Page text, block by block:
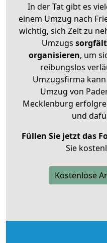
In der Tat gibt es
einem Umzug nach
wichtig, sich Zeit zu
Umzugs
organisieren, um
reibungslos
Umzugsfirma
Umzug von
Mecklenburg
und
Füllen Sie jetzt das
Sie
Kostenlose